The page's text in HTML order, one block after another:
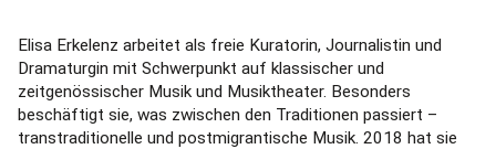
Elisa Erkelenz arbeitet als freie Kuratorin, Journalistin und
Dramaturgin mit Schwerpunkt auf klassischer und
zeitgenössischer Musik und Musiktheater. Besonders
beschäftigt sie, was zwischen den Traditionen passiert –
transtraditionelle und postmigrantische Musik. 2018 hat sie